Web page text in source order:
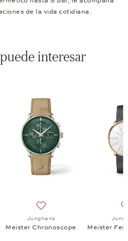
de la vida cotidiana.
interesar
Junghans
Meister Chronoscope Meister